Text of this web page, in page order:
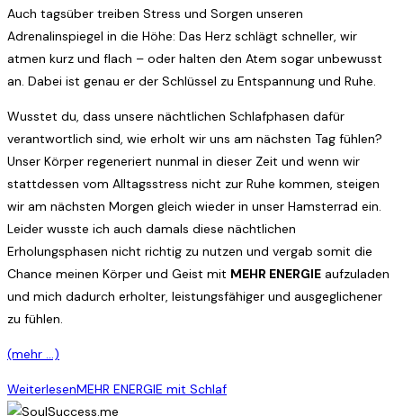
Auch tagsüber treiben Stress und Sorgen unseren
Adrenalinspiegel in die Höhe: Das Herz schlägt schneller, wir
atmen kurz und flach – oder halten den Atem sogar unbewusst
an. Dabei ist genau er der Schlüssel zu Entspannung und Ruhe.
Wusstet du, dass unsere nächtlichen Schlafphasen dafür
verantwortlich sind, wie erholt wir uns am nächsten Tag fühlen?
Unser Körper regeneriert nunmal in dieser Zeit und wenn wir
stattdessen vom Alltagsstress nicht zur Ruhe kommen, steigen
wir am nächsten Morgen gleich wieder in unser Hamsterrad ein.
Leider wusste ich auch damals diese nächtlichen
Erholungsphasen nicht richtig zu nutzen und vergab somit die
Chance meinen Körper und Geist mit MEHR ENERGIE aufzuladen
und mich dadurch erholter, leistungsfähiger und ausgeglichener
zu fühlen.
(mehr …)
WeiterlesenMEHR ENERGIE mit Schlaf